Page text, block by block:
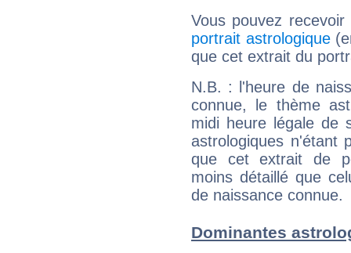
Vous pouvez
portrait astrologique
que cet extrait du
N.B. : l'heure de
connue, le thème
midi heure légale de
astrologiques n'étant
que cet extrait de
moins détaillé que
de naissance connue.
Dominantes